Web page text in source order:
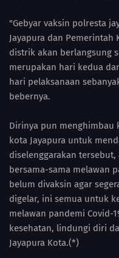
"Gebyar vaksin polresta
Jayapura dan Pemerintah
distrik akan berlangsung
merupakan hari kedua
hari pelaksanaan
bebernya.
Dirinya pun menghimbau
kota Jayapura untuk
diselenggarakan
bersama-sama melawan
belum divaksin agar
digelar, ini semua untuk
melawan pandemi Covid-
kesehatan, lindungi diri
Jayapura Kota.(*)